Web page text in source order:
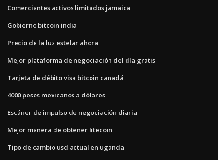
Comerciantes activos limitados jamaica
Gobierno bitcoin india
Precio de la luz estelar ahora
Mejor plataforma de negociación del día gratis
Tarjeta de débito visa bitcoin canadá
4000 pesos mexicanos a dólares
Escáner de impulso de negociación diaria
Mejor manera de obtener litecoin
Tipo de cambio usd actual en uganda